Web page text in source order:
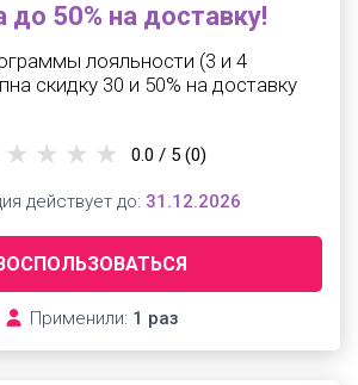
до 50% на доставку!
лояльности (3 и 4
скидку 30 и 50% на доставку
Применили: 1 раз
0.0 / 5 (0)
действует до: 31.12.2026